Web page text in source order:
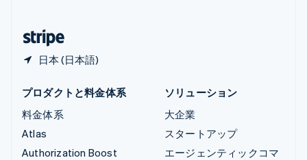
日本 (日本語)
プロダクトと料金体系
料金体系
Atlas
Authorization Boost
ソリューション
大企業
スタートアップ
エージェンティックコマ